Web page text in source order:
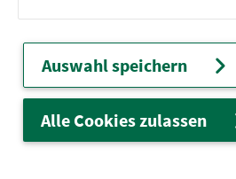
Röthenbach (St W) Mitte
Röthenb. (St W) In d.
Nürnberg Zollhaus
Auswahl speichern
Alle Cookies zulassen